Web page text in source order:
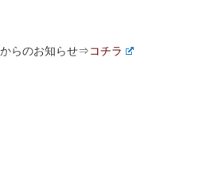
らのお知らせ⇒コチラ